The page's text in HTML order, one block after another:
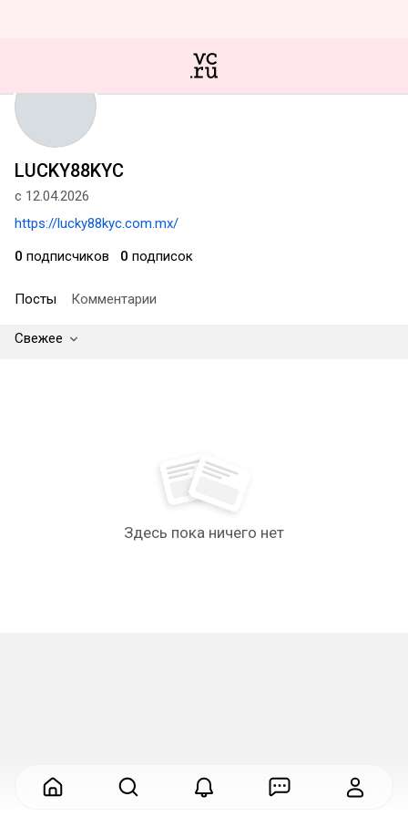
LUCKY88KYC
с 12.04.2026
https://lucky88kyc.com.mx/
0 подписчиков 0 подписок
Посты Комментарии
Свежее
Здесь пока ничего нет